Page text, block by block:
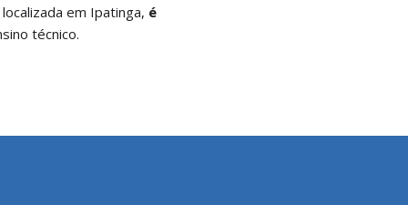
em Ipatinga, é
técnico.